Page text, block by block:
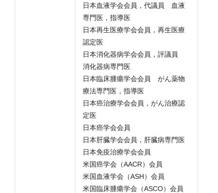
日本血液学会会員，代議員 血液
専門医，指導医
日本再生医療学会会員，再生医療
認定医
日本消化器病学会会員，評議員
消化器病専門医
日本臨床腫瘍学会会員 がん薬物
療法専門医，指導医
日本癌治療学会会員，がん治療認
定医
日本癌学会会員
日本肝臓学会会員，肝臓病専門医
日本免疫治療学会会員
米国癌学会（AACR）会員
米国血液学会（ASH）会員
米国臨床腫瘍学会（ASCO）会員